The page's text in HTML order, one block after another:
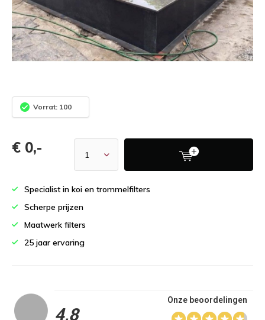
Vorrat: 100
€ 0,-
Specialist in koi en trommelfilters
Scherpe prijzen
Maatwerk filters
25 jaar ervaring
4,8
Onze beoordelingen